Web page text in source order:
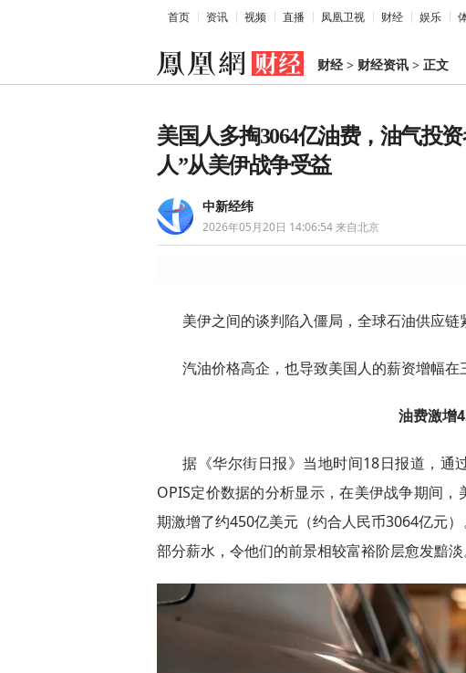
首页 资讯 视频 直播 凤凰卫视 财经 娱乐
财经> 财经资讯 > 正文
美国人多掏3064亿油费，油气投
人”从美伊战争受益
中新经纬
2026年05月20日 14:06:54来自北京
美伊之间的谈判陷入僵局，全球石油供应链
汽油价格高企，也导致美国人的薪资增幅在
油费激增
据《华尔街日报》当地时间18日报道，通
OPIS定价数据的分析显示，在美伊战争期间
期激增了约450亿美元（约合人民币3064亿元
部分薪水，令他们的前景相较富裕阶层愈发黯淡